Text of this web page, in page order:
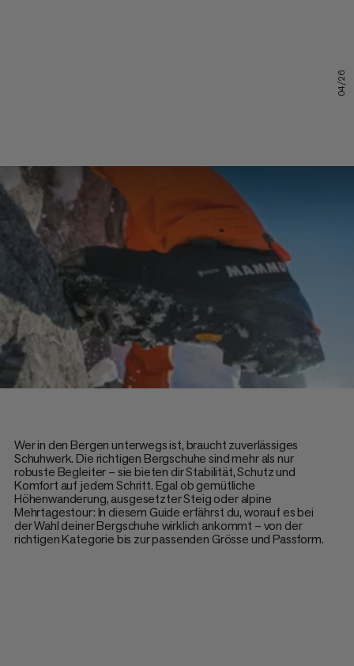
04/26
Wer in den Bergen unterwegs ist, braucht zuverlässiges
Schuhwerk. Die richtigen Bergschuhe sind mehr als nur
robuste Begleiter – sie bieten dir Stabilität, Schutz und
Komfort auf jedem Schritt. Egal ob gemütliche
Höhenwanderung, ausgesetzter Steig oder alpine
Mehrtagestour: In diesem Guide erfährst du, worauf es bei
der Wahl deiner Bergschuhe wirklich ankommt – von der
richtigen Kategorie bis zur passenden Grösse und Passform.